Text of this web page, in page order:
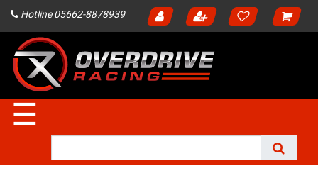
Hotline 05662-8878939
☰